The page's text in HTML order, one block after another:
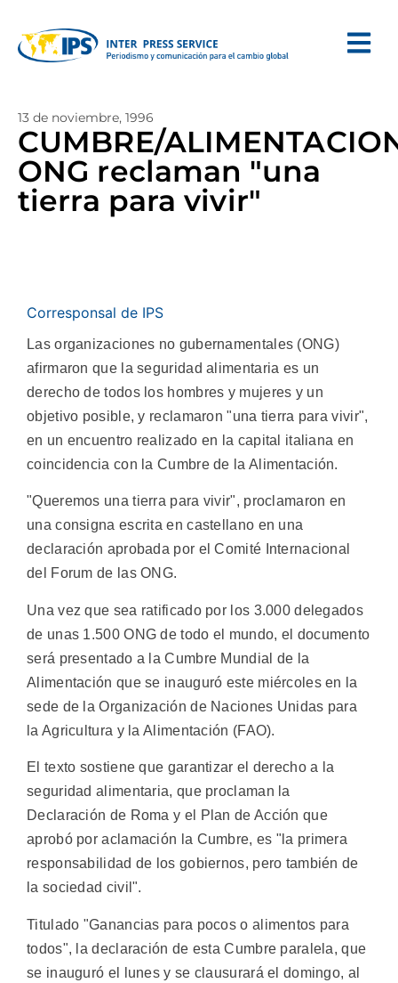
13 de noviembre, 1996
CUMBRE/
ONG reclaman "una
tierra para vivir"
Corresponsal de IPS
Las organizaciones no gubernamentales (ONG)
afirmaron que la seguridad alimentaria es un
derecho de todos los hombres y mujeres y un
objetivo posible, y reclamaron "una tierra para vivir",
en un encuentro realizado en la capital italiana en
coincidencia con la Cumbre de la Alimentación.
"Queremos una tierra para vivir", proclamaron en
una consigna escrita en castellano en una
declaración aprobada por el Comité Internacional
del Forum de las ONG.
Una vez que sea ratificado por los 3.000 delegados
de unas 1.500 ONG de todo el mundo, el documento
será presentado a la Cumbre Mundial de la
Alimentación que se inauguró este miércoles en la
sede de la Organización de Naciones Unidas para
la Agricultura y la Alimentación (FAO).
El texto sostiene que garantizar el derecho a la
seguridad alimentaria, que proclaman la
Declaración de Roma y el Plan de Acción que
aprobó por aclamación la Cumbre, es "la primera
responsabilidad de los gobiernos, pero también de
la sociedad civil".
Titulado "Ganancias para pocos o alimentos para
todos", la declaración de esta Cumbre paralela, que
se inauguró el lunes y se clausurará el domingo, al